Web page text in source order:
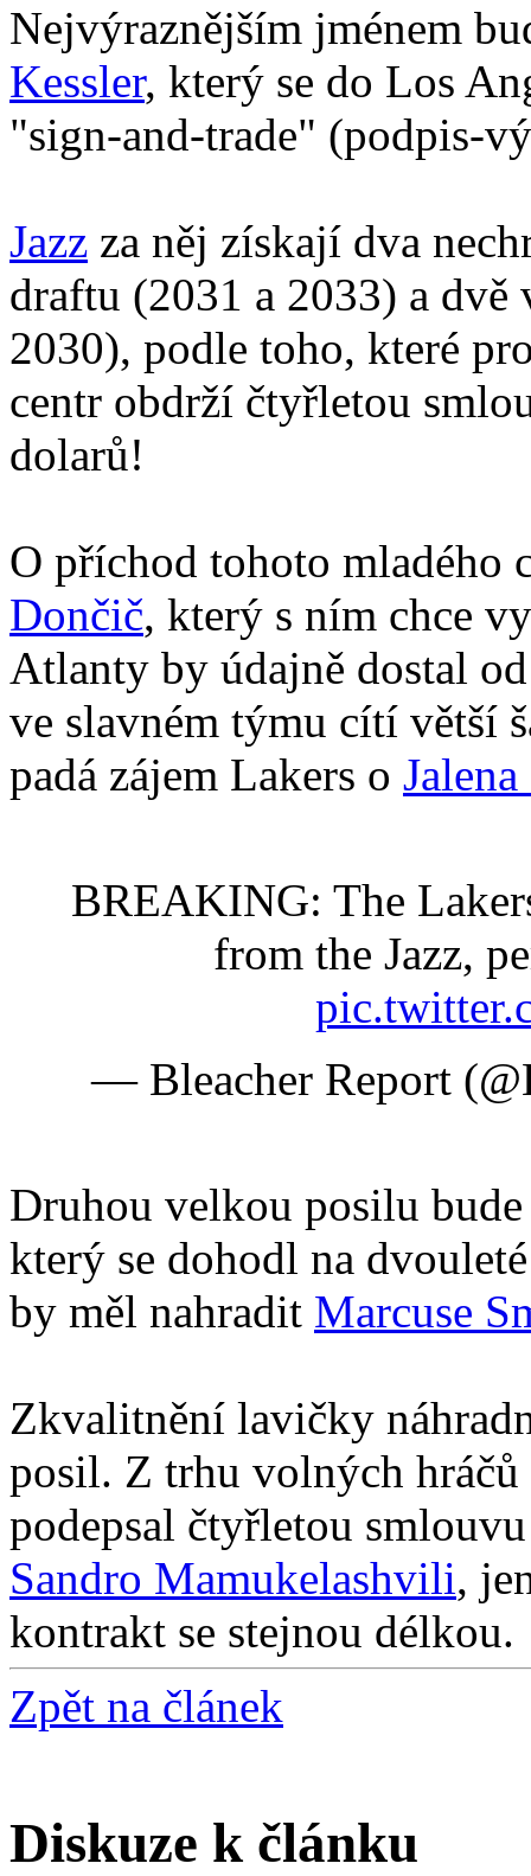
Nejvýraznějším jménem
Kessler, který se do Los
"sign-and-trade" (podpis-
Jazz za něj získají dva
draftu (2031 a 2033) a
2030), podle toho, které
centr obdrží čtyřletou
dolarů!
O příchod tohoto mladého
Dončič, který s ním chce
Atlanty by údajně dostal
ve slavném týmu cítí větší
padá zájem Lakers o
BREAKING: The
from the Jazz,
— Bleacher Report
Druhou velkou posilu
který se dohodl na
by měl nahradit Marcuse
Zkvalitnění lavičky
posil. Z trhu volných
podepsal čtyřletou
Sandro Mamukelashvili,
kontrakt se stejnou délkou.
Zpět na článek
Diskuze k článku